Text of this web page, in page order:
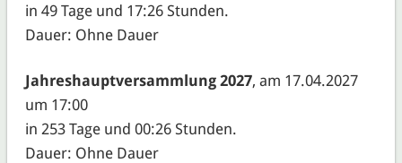
in 49 Tage und 17:26 Stunden.
Dauer: Ohne Dauer
Jahreshauptversammlung 2027, am 17.04.2027
um 17:00
in 253 Tage und 00:26 Stunden.
Dauer: Ohne Dauer